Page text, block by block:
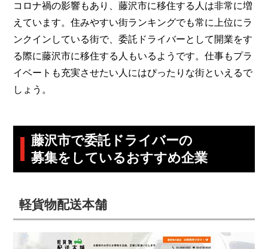
コロナ禍の影響もあり、藤沢市に移住する人は非常に増
えています。住みやすい街ランキングでも常に上位にラ
ンクインしている街で、委託ドライバーとして開業をす
る際に藤沢市に移住する人もいるようです。仕事もプラ
イベートも充実させたい人にはぴったりな街といえるで
しょう。
藤沢市で委託ドライバーの
募集をしているおすすめ企業
軽貨物配送本舗